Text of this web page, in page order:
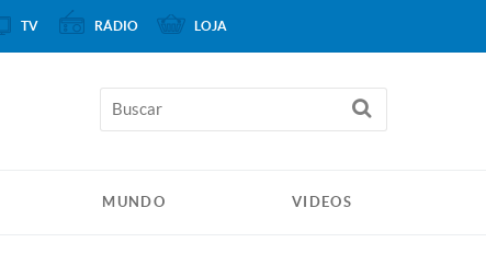
MUNDO VIDEOS
TV RÁDIO LOJA